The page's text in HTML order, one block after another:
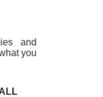
and
you